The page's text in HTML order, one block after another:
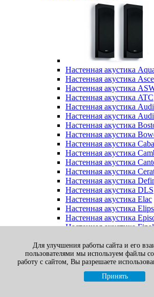
Настенная акустика
Настенная акустика
Настенная акустика
Настенная акустика ATC
Настенная акустика
Настенная акустика
Настенная акустика
Настенная акустика
Настенная акустика
Настенная акустика
Настенная акустика
Настенная акустика
Настенная акустика
Настенная акустика DLS
Настенная акустика Elac
Настенная акустика
Настенная акустика
Настенная акустика
Настенная акустика
Настенная акустика
Настенная акустика Jamo
Настенная акустика KEF
Настенная акустика
Для улучшения работы сайта и его
пользователями мы используем файлы
работу с сайтом, Вы разрешаете
Принять